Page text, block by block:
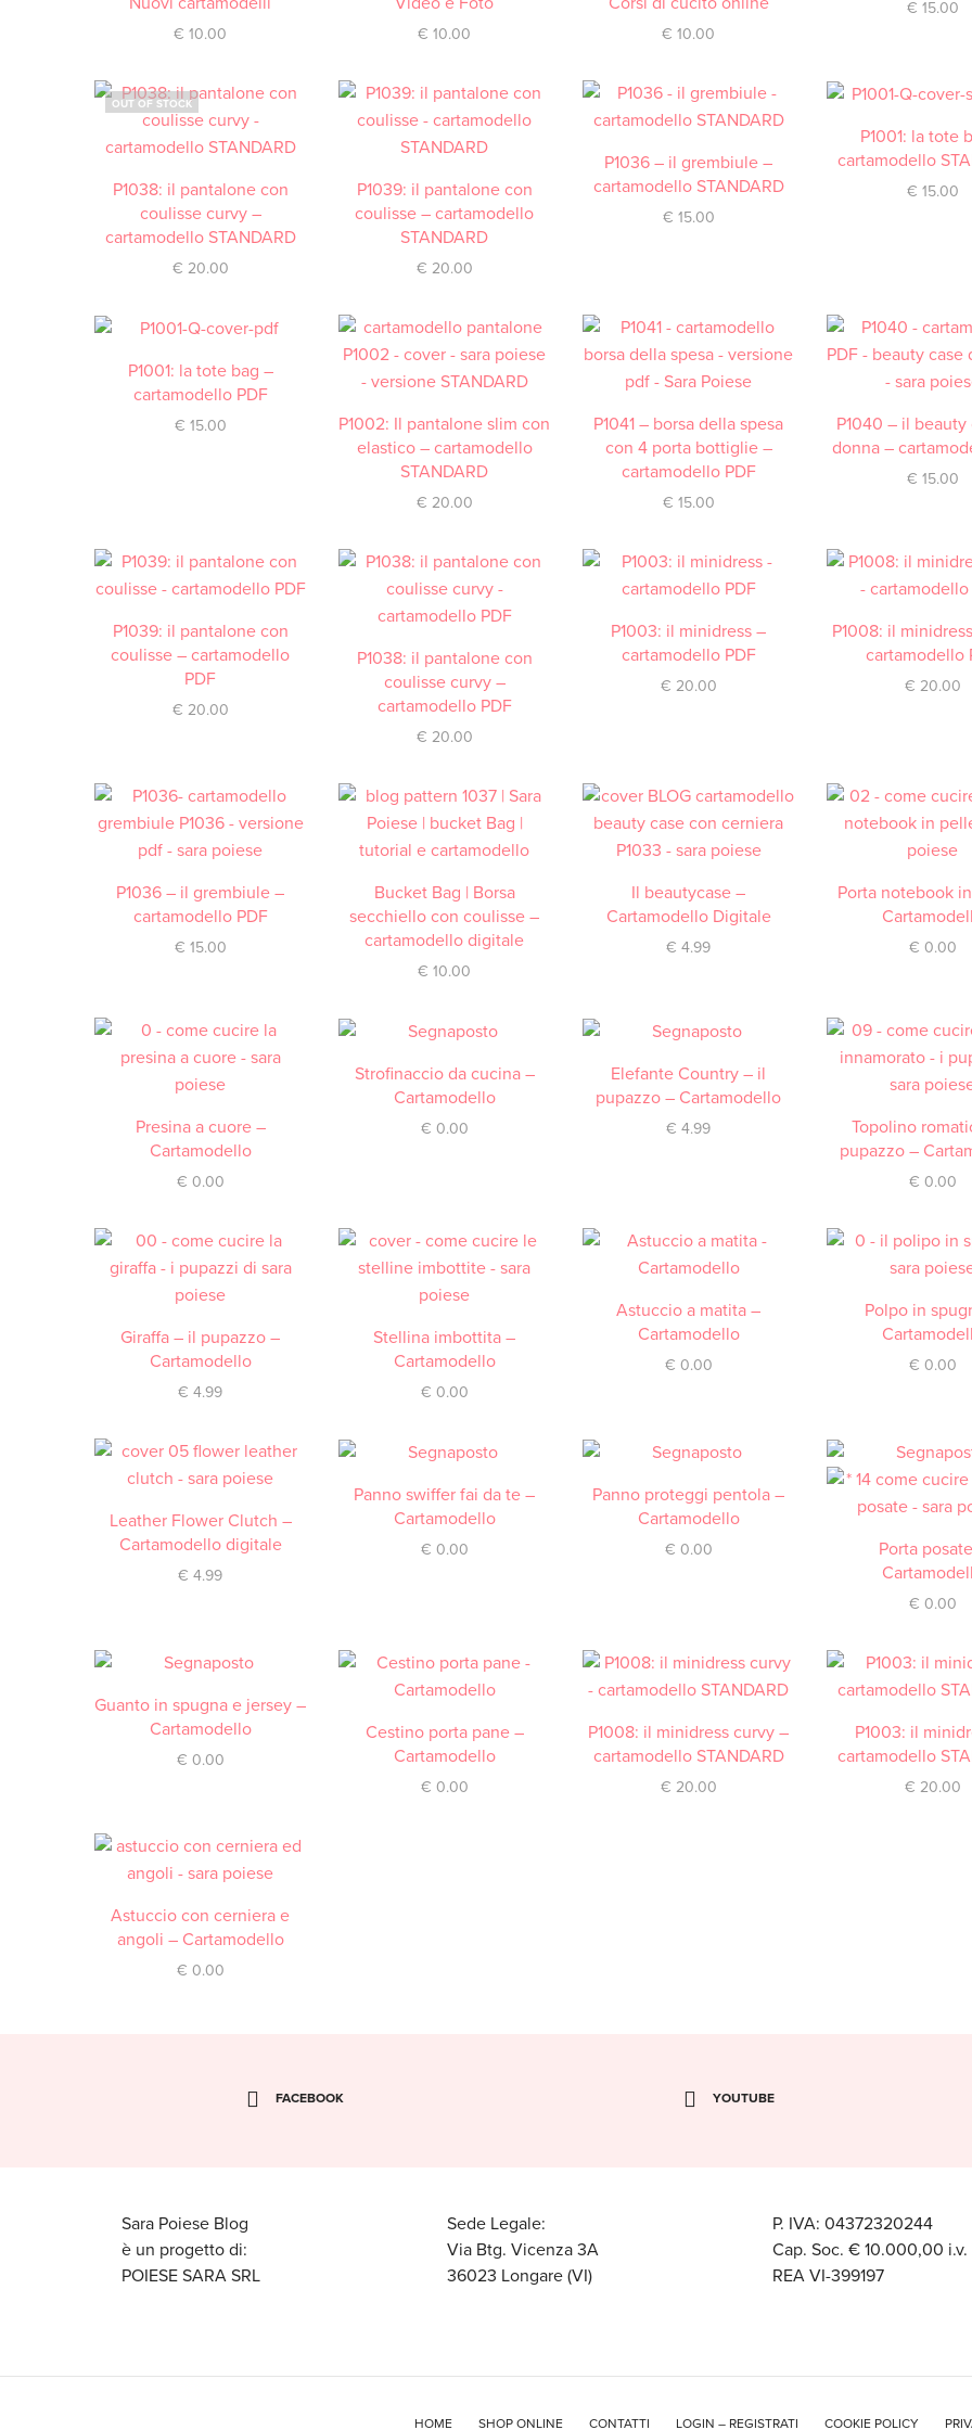
€ 10.00 € 10.00 € 10.00
€ 15.00
OUT OF STOCK
PER SAPERNE DI PIÙ
P1038: il pantalone con
coulisse curvy –
cartamodello STANDARD
€ 20.00
ACQUISTA
P1039: il pantalone con
coulisse – cartamodello
STANDARD
€ 20.00
ACQUISTA
P1036 – il grembiule –
cartamodello STANDARD
€ 15.00
ACQUISTA
P1001: la tote
cartamodello
€ 15.00
ACQUISTA
P1001: la tote bag –
cartamodello PDF
€ 15.00 ACQUISTA
P1002: Il pantalone slim con
elastico – cartamodello
STANDARD
€ 20.00
ACQUISTA
P1041 – borsa della spesa
con 4 porta bottiglie –
cartamodello PDF
€ 15.00
ACQUISTA
P1040 – il beauty
donna –
€ 15.00
ACQUISTA
P1039: il pantalone con
coulisse – cartamodello
PDF
€ 20.00
ACQUISTA
P1038: il pantalone con
coulisse curvy –
cartamodello PDF
€ 20.00
ACQUISTA
P1003: il minidress –
cartamodello PDF
€ 20.00
ACQUISTA
P1008: il
cartamodello
€ 20.00
ACQUISTA
P1036 – il grembiule –
cartamodello PDF
€ 15.00
ACQUISTA
Bucket Bag | Borsa
secchiello con coulisse –
cartamodello digitale
€ 10.00
ACQUISTA
Il beautycase –
Cartamodello Digitale
€ 4.99
DOWNLOAD /
Porta notebook
€ 0.00
DOWNLOAD / SCARICA
Presina a cuore –
Cartamodello
€ 0.00
DOWNLOAD / SCARICA
Strofinaccio da cucina –
Cartamodello
€ 0.00
ACQUISTA
Elefante Country – il
pupazzo – Cartamodello
€ 4.99 DOWNLOAD /
Topolino
pupazzo –
€ 0.00
ACQUISTA
Giraffa – il pupazzo –
Cartamodello
€ 4.99
DOWNLOAD / SCARICA
Stellina imbottita –
Cartamodello
€ 0.00
DOWNLOAD / SCARICA
Astuccio a matita –
Cartamodello
€ 0.00
DOWNLOAD /
Polpo in
€ 0.00
ACQUISTA
Leather Flower Clutch –
Cartamodello digitale
€ 4.99
DOWNLOAD / SCARICA
Panno swiffer fai da te –
Cartamodello
€ 0.00
DOWNLOAD / SCARICA
Panno proteggi pentola –
Cartamodello
€ 0.00 DOWNLOAD /
Porta
€ 0.00
DOWNLOAD / SCARICA
Guanto in spugna e jersey –
Cartamodello
€ 0.00
DOWNLOAD / SCARICA
Cestino porta pane –
Cartamodello
€ 0.00
ACQUISTA
P1008: il minidress curvy –
cartamodello STANDARD
€ 20.00
ACQUISTA
P1003: il
cartamodello
€ 20.00
DOWNLOAD / SCARICA
Astuccio con cerniera e
angoli – Cartamodello
€ 0.00
FACEBOOK YOUTUBE
Sara Poiese Blog
è un progetto di:
POIESE SARA SRL
Sede Legale:
Via Btg. Vicenza 3A
36023 Longare (VI)
P. IVA: 04372320244
Cap. Soc. € 10.000,00 i.v.
REA VI-399197
HOME SHOP ONLINE CONTATTI LOGIN – REGISTRATI COOKIE POLICY